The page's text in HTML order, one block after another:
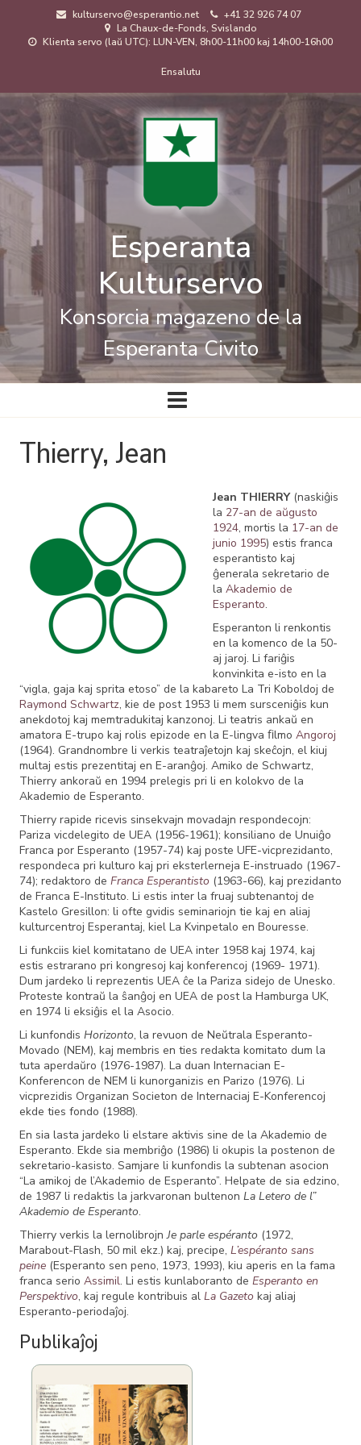
kulturservo@esperantio.net
+41 32 926 74 07
La Chaux-de-Fonds, Svislando
Klienta servo (laŭ UTC): LUN-VEN, 8h00-11h00 kaj 14h00-16h00
de
uzanto
Ensalutu
Esperanta
Kulturservo
Konsorcia magazeno de la
Esperanta Civito
Ĉefa
navigado
Thierry, Jean
Jean THIERRY(naskiĝis
la 27-an de aŭgusto
1924, mortis la 17-an de
junio 1995) estis franca
esperantisto kaj
ĝenerala sekretario de
la Akademio de
Esperanto.
Esperanton li renkontis
en la komenco de la 50-
aj jaroj. Li fariĝis
konvinkita e-isto en la
“vigla, gaja kaj sprita etoso” de la kabareto La Tri Koboldoj de
Raymond Schwartz, kie de post 1953 li mem sursceniĝis kun
anekdotoj kaj memtradukitaj kanzonoj. Li teatris ankaŭ en
amatora E-trupo kaj rolis epizode en la E-lingva ﬁlmo Angoroj
(1964). Grandnombre li verkis teatraĵetojn kaj skeĉojn, el kiuj
multaj estis prezentitaj en E-aranĝoj. Amiko de Schwartz,
Thierry ankoraŭ en 1994 prelegis pri li en kolokvo de la
Akademio de Esperanto.
Thierry rapide ricevis sinsekvajn movadajn respondecojn:
Pariza vicdelegito de UEA (1956-1961); konsiliano de Unuiĝo
Franca por Esperanto (1957-74) kaj poste UFE-vicprezidanto,
respondeca pri kulturo kaj pri eksterlerneja E-instruado (1967-
74); redaktoro de Franca Esperantisto (1963-66), kaj prezidanto
de Franca E-Instituto. Li estis inter la fruaj subtenantoj de
Kastelo Gresillon: li ofte gvidis seminariojn tie kaj en aliaj
kulturcentroj Esperantaj, kiel La Kvinpetalo en Bouresse.
Li funkciis kiel komitatano de UEA inter 1958 kaj 1974, kaj
estis estrarano pri kongresoj kaj konferencoj (1969- 1971).
Dum jardeko li reprezentis UEA ĉe la Pariza sidejo de Unesko.
Proteste kontraŭ la ŝanĝoj en UEA de post la Hamburga UK,
en 1974 li eksiĝis el la Asocio.
Li kunfondis Horizonto, la revuon de Neŭtrala Esperanto-
Movado (NEM), kaj membris en ties redakta komitato dum la
tuta aperdaŭro (1976-1987). La duan Internacian E-
Konferencon de NEM li kunorganizis en Parizo (1976). Li
vicprezidis Organizan Societon de Internaciaj E-Konferencoj
ekde ties fondo (1988).
En sia lasta jardeko li elstare aktivis sine de la Akademio de
Esperanto. Ekde sia membriĝo (1986) li okupis la postenon de
sekretario-kasisto. Samjare li kunfondis la subtenan asocion
“La amikoj de l’Akademio de Esperanto”. Helpate de sia edzino,
de 1987 li redaktis la jarkvaronan bultenon La Letero de l”
Akademio de Esperanto.
Thierry verkis la lernolibrojnJe parle espéranto (1972,
Marabout-Flash, 50 mil ekz.) kaj, precipe, L’espéranto sans
peine(Esperanto sen peno, 1973, 1993), kiu aperis en la fama
franca serio Assimil. Li estis kunlaboranto de Esperanto en
Perspektivo, kaj regule kontribuis al La Gazeto kaj aliaj
Esperanto-periodaĵoj.
Publikaĵoj